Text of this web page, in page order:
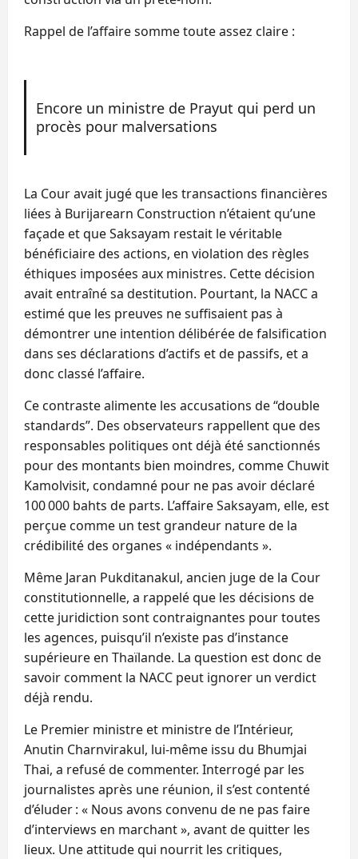
Rappel de l’affaire somme toute assez claire :
Encore un ministre de Prayut qui perd un
procès pour malversations
La Cour avait jugé que les transactions financières
liées à Burijarearn Construction n’étaient qu’une
façade et que Saksayam restait le véritable
bénéficiaire des actions, en violation des règles
éthiques imposées aux ministres. Cette décision
avait entraîné sa destitution. Pourtant, la NACC a
estimé que les preuves ne suffisaient pas à
démontrer une intention délibérée de falsification
dans ses déclarations d’actifs et de passifs, et a
donc classé l’affaire.
Ce contraste alimente les accusations de “double
standards”. Des observateurs rappellent que des
responsables politiques ont déjà été sanctionnés
pour des montants bien moindres, comme Chuwit
Kamolvisit, condamné pour ne pas avoir déclaré
100 000 bahts de parts. L’affaire Saksayam, elle, est
perçue comme un test grandeur nature de la
crédibilité des organes « indépendants ».
Même Jaran Pukditanakul, ancien juge de la Cour
constitutionnelle, a rappelé que les décisions de
cette juridiction sont contraignantes pour toutes
les agences, puisqu’il n’existe pas d’instance
supérieure en Thaïlande. La question est donc de
savoir comment la NACC peut ignorer un verdict
déjà rendu.
Le Premier ministre et ministre de l’Intérieur,
Anutin Charnvirakul, lui‑même issu du Bhumjai
Thai, a refusé de commenter. Interrogé par les
journalistes après une réunion, il s’est contenté
d’éluder : « Nous avons convenu de ne pas faire
d’interviews en marchant », avant de quitter les
lieux. Une attitude qui nourrit les critiques,